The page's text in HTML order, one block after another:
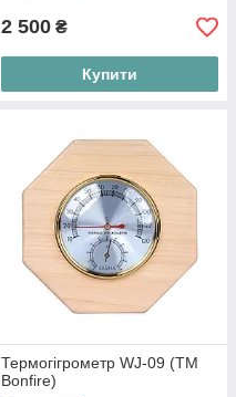
2 500 ₴
Купити
Термогігрометр WJ-09 (ТМ
Вonfire)